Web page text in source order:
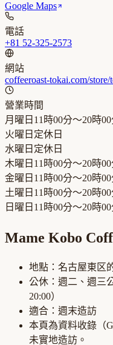
Google Maps
電話
+81 52-325-2573
網站
coffeeroast-tokai.com/store/
營業時間
月曜日 11時00分～20時
火曜日 定休日
水曜日 定休日
木曜日 11時00分～20時
金曜日 11時00分～20時
土曜日 11時00分～20時
日曜日 11時00分～20時
Mame Kobo
地點： 名古屋東区
公休： 週二、週三
20:00）
適合： 週末造訪
本頁為資料收錄（
未實地造訪。